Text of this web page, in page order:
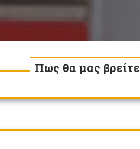
Πως θα μας βρείτε